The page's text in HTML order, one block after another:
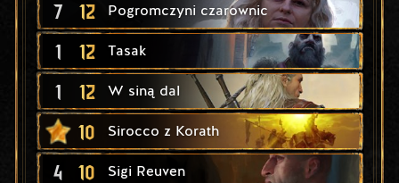
7 12 Pogromczyni czarownic
1 12 Tasak
1 12 W siną dal
10 Sirocco z Korath
4 10 Sigi Reuven